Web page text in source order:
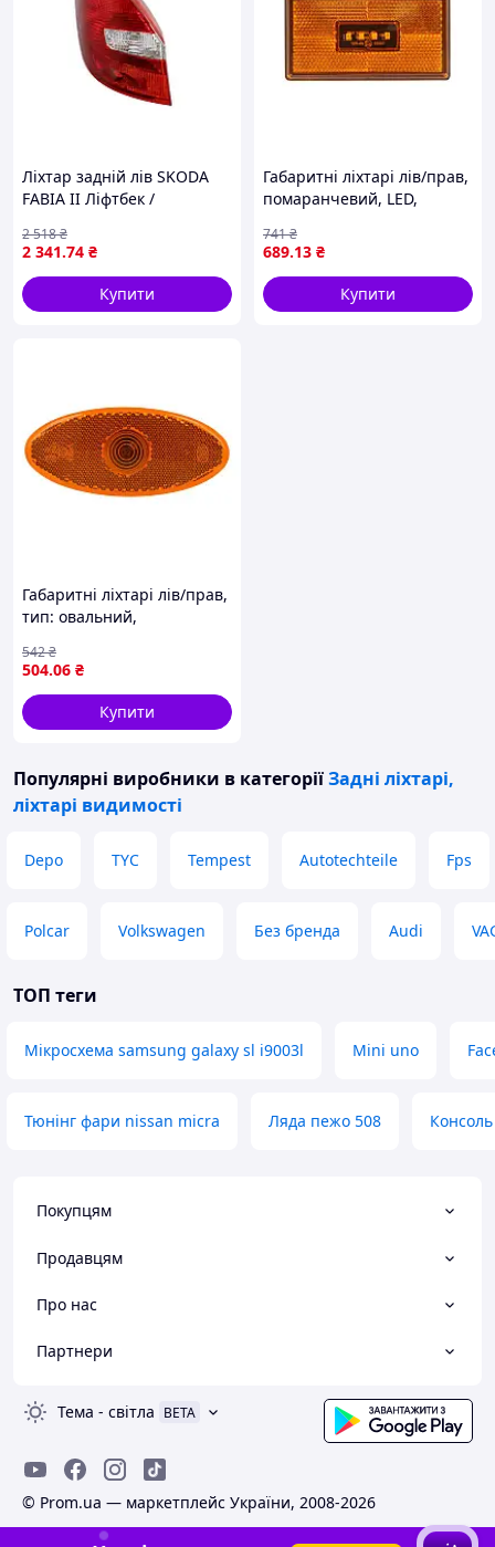
Ліхтар задній лів SKODA
FABIA II Ліфтбек /
11-12268-01-2
2 341.74 ₴
2 518₴
Купити
Габаритні ліхтарі лів/прав,
помаранчевий, LED,
103мм, глибина 38/103мм,
випукла, 24В (всередині
багажника між
689.13 ₴
741₴
Купити
Габаритні ліхтарі лів/прав,
тип: овальний,
випукла, 12В NISSAN
NV400, OPEL MOVANO B,
RENAULT MASTER III 02.10-
504.06 ₴
542₴
Купити
Популярні виробники в категоріїЗадні ліхтарі,
ліхтарі видимості
Depo TYC Tempest Autotechteile Fps
Polcar Volkswagen Без бренда Audi
ТОП теги
Мікросхема samsung galaxy sl i9003l Mini uno
Тюнінг фари nissan micra Ляда пежо 508
Покупцям
Продавцям
Про нас
Партнери
Тема - світла BETA
© Prom.ua — маркетплейс України, 2008-2026